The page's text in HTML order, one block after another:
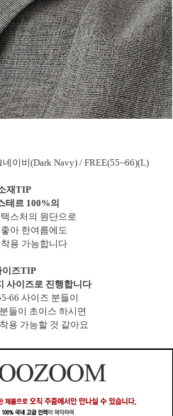
이비(Dark Navy) / FREE(55~66)(L)
재TIP
테르 100%의
스처의 원단으로
아 한여름에도
용 가능합니다
이즈TIP
사이즈로 진행합니다
66 사이즈 분들이
들이 초이스 하시면
용 가능할 것 같아요